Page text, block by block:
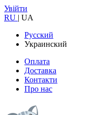
Увійти
RU | UA
Русский
Украинский
Оплата
Доставка
Контакти
Про нас